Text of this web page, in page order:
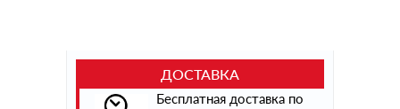
ДОСТАВКА
Бесплатная доставка по